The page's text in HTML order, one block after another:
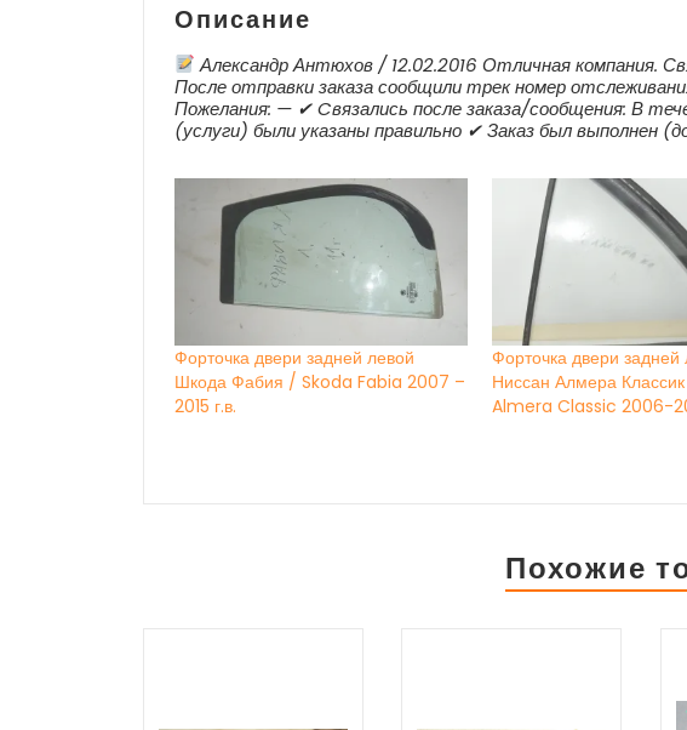
Описание
Александр Антюхов / 12.02.2016 Отличная компания.
После отправки заказа сообщили трек номер
Пожелания: — ✔ Cвязались после заказа/сообщения: В
(услуги) были указаны правильно ✔ Заказ был выполнен
Форточка двери задней левой
Шкода Фабия / Skoda Fabia 2007 –
2015 г.в.
Форточка двери задней
Ниссан Алмера
Almera Classic 2006-
Похожие